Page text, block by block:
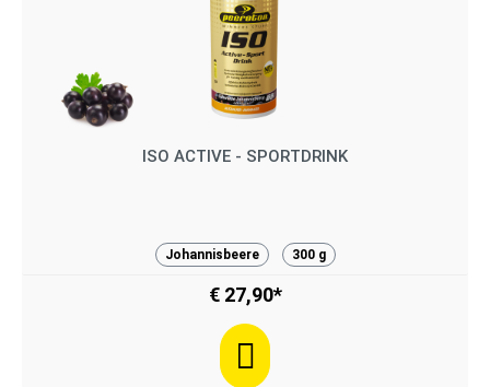
ISO ACTIVE - SPORTDRINK
Johannisbeere 300 g
€ 27,90*